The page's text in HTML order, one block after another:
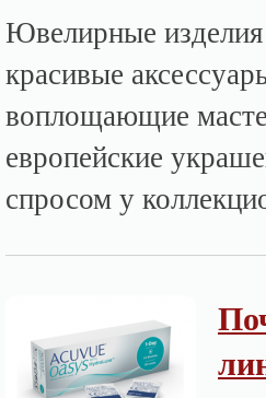
Ювелирные
красивые
воплощающие
европейские
спросом у